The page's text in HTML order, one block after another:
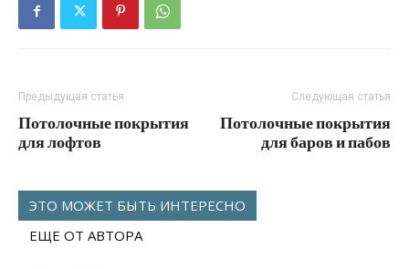
Предыдущая статья
Потолочные покрытия
для лофтов
Следующая статья
Потолочные покрытия
для баров и пабов
ЭТО МОЖЕТ БЫТЬ ИНТЕРЕСНО
ЕЩЕ ОТ АВТОРА